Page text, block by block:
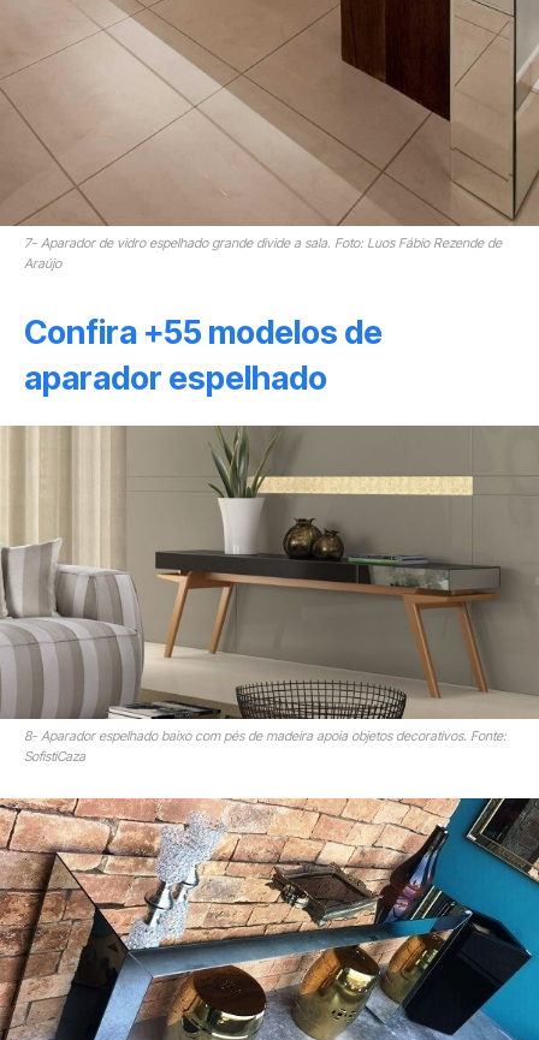
7- Aparador de vidro espelhado grande divide a sala. Foto: Luos Fábio Rezende de
Araújo
Confira +55 modelos de
aparador espelhado
8- Aparador espelhado baixo com pés de madeira apoia objetos decorativos. Fonte:
SofistiCaza